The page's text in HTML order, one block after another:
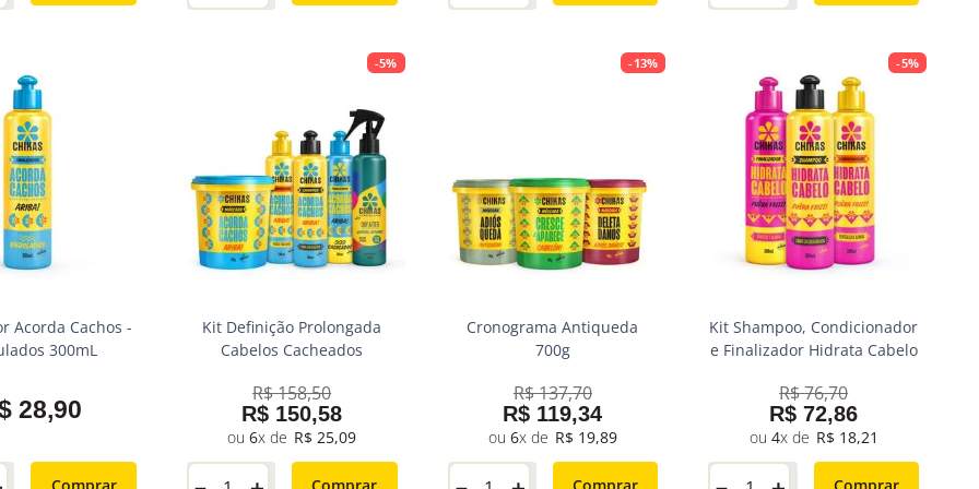
Acorda Cachos -
300mL
28,90
Comprar
-5%
Kit Definição Prolongada
Cabelos Cacheados
R$158,50
R$ 150,58
6 R$ 25,09
Comprar
-13%
Cronograma Antiqueda
700g
R$137,70
R$ 119,34
6 R$ 19,89
Comprar
-5%
Kit Shampoo, Condicionador
e Finalizador Hidrata Cabelo
R$76,70
R$ 72,86
4 R$ 18,21
Comprar